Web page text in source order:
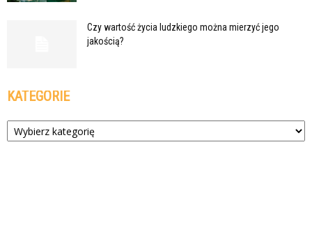
Czy wartość życia ludzkiego można mierzyć jego
jakością?
KATEGORIE
Kategorie